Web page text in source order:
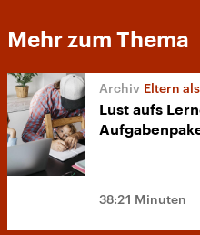
Mehr zum Thema
Eltern
Lust aufs
38:21 Minuten